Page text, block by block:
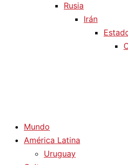
Rusia
Irán
Mundo
América Latina
Uruguay